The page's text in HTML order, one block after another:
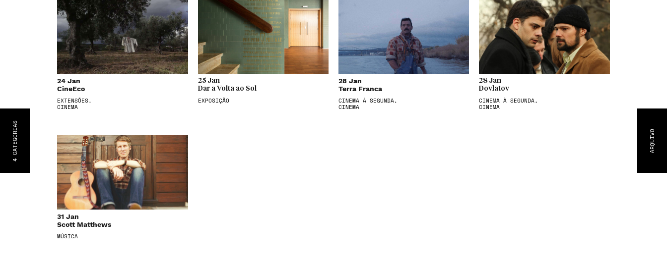
ARQUIVO
4
CATEGORIA
S
24 Jan
CineEco
EXTENSÕES,
CINEMA
25 Jan
Dar a Volta ao Sol
EXPOSIÇÃO
28 Jan
Terra Franca
CINEMA À SEGUNDA,
CINEMA
28 Jan
Dovlatov
CINEMA À SEGUNDA,
CINEMA
31 Jan
Scott Matthews
MÚSICA